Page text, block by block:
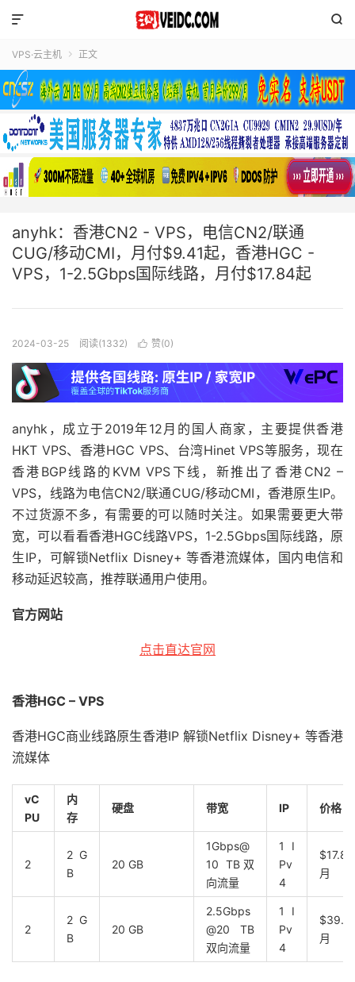


VPS·云主机  正文
anyhk：香港CN2 - VPS，电信CN2/联通
CUG/移动CMI，月付$9.41起，香港HGC -
VPS，1-2.5Gbps国际线路，月付$17.84起
2024-03-25 阅读(1332)  赞(0)
anyhk，成立于2019年12月的国人商家，主要提供香港
HKT VPS、香港HGC VPS、台湾Hinet VPS等服务，现在
香港BGP线路的KVM VPS下线，新推出了香港CN2 –
VPS，线路为电信CN2/联通CUG/移动CMI，香港原生IP。
不过货源不多，有需要的可以随时关注。如果需要更大带
宽，可以看看香港HGC线路VPS，1-2.5Gbps国际线路，原
生IP，可解锁Netflix Disney+ 等香港流媒体，国内电信和
移动延迟较高，推荐联通用户使用。
官方网站
点击直达官网
香港HGC – VPS
香港HGC商业线路原生香港IP 解锁Netflix Disney+ 等香港
流媒体
vC
PU
内
存
硬盘 带宽 IP 价格
2
2 G
B
20 GB
1Gbps@
10 TB双
向流量
1 I
Pv
4
月
2
2 G
B
20 GB
2.5Gbps
@20 TB
双向流量
1 I
Pv
4
月